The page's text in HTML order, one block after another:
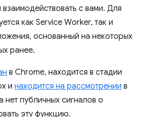
с вами. Для
как Service Worker, так и
основанный на некоторых
ранее.
в Chrome, находится в стадии
и находится на рассмотрении в
нет публичных сигналов о
эту функцию.